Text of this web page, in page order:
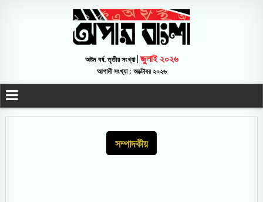
অষ্টম বর্ষ, তৃতীয় সংখ্যা | জুলাই ২০২৬
আগামী সংখ্যা : অক্টোবর ২০২৬
সম্পাদকীয়